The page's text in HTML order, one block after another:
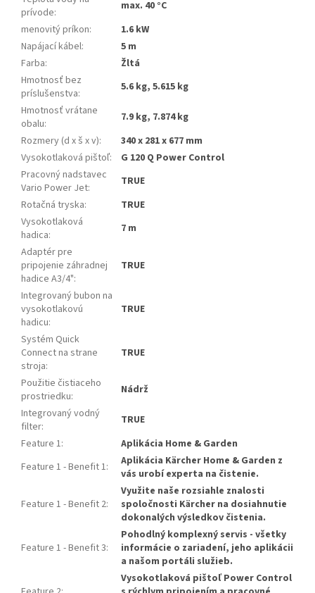
prívode:
max. 40 °C
menovitý príkon:
1.6 kW
Napájací kábel:
5 m
Farba:
Žltá
Hmotnosť bez
príslušenstva:
5.6 kg, 5.615 kg
Hmotnosť vrátane
obalu:
7.9 kg, 7.874 kg
Rozmery (d x š x v):
340 x 281 x 677 mm
Vysokotlaková pištoľ:
G 120 Q Power Control
Pracovný nadstavec
Vario Power Jet:
TRUE
Rotačná tryska:
TRUE
Vysokotlaková
hadica:
7 m
Adaptér pre
pripojenie záhradnej
hadice A3/4":
TRUE
Integrovaný bubon na
vysokotlakovú
hadicu:
TRUE
Systém Quick
Connect na strane
stroja:
TRUE
Použitie čistiaceho
prostriedku:
Nádrž
Integrovaný vodný
filter:
TRUE
Feature 1:
Aplikácia Home & Garden
Feature 1 - Benefit 1:
Aplikácia Kärcher Home & Garden z
vás urobí experta na čistenie.
Feature 1 - Benefit 2:
Využite naše rozsiahle znalosti
spoločnosti Kärcher na dosiahnutie
dokonalých výsledkov čistenia.
Feature 1 - Benefit 3:
Pohodlný komplexný servis - všetky
informácie o zariadení, jeho aplikácii
a našom portáli služieb.
Vysokotlaková pištoľ Power Control